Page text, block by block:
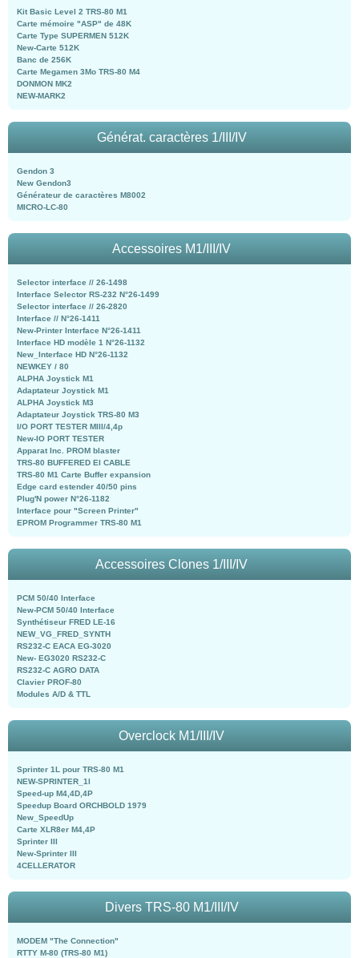
Kit Basic Level 2 TRS-80 M1
Carte mémoire "ASP" de 48K
Carte Type SUPERMEN 512K
New-Carte 512K
Banc de 256K
Carte Megamen 3Mo TRS-80 M4
DONMON MK2
NEW-MARK2
Générat. caractères 1/III/IV
Gendon 3
New Gendon3
Générateur de caractères M8002
MICRO-LC-80
Accessoires M1/III/IV
Selector interface // 26-1498
Interface Selector RS-232 N°26-1499
Selector interface // 26-2820
Interface // N°26-1411
New-Printer Interface N°26-1411
Interface HD modèle 1 N°26-1132
New_Interface HD N°26-1132
NEWKEY / 80
ALPHA Joystick M1
Adaptateur Joystick M1
ALPHA Joystick M3
Adaptateur Joystick TRS-80 M3
I/O PORT TESTER MIII/4,4p
New-IO PORT TESTER
Apparat Inc. PROM blaster
TRS-80 BUFFERED EI CABLE
TRS-80 M1 Carte Buffer expansion
Edge card estender 40/50 pins
Plug'N power N°26-1182
Interface pour "Screen Printer"
EPROM Programmer TRS-80 M1
Accessoires Clones 1/III/IV
PCM 50/40 Interface
New-PCM 50/40 Interface
Synthétiseur FRED LE-16
NEW_VG_FRED_SYNTH
RS232-C EACA EG-3020
New- EG3020 RS232-C
RS232-C AGRO DATA
Clavier PROF-80
Modules A/D & TTL
Overclock M1/III/IV
Sprinter 1L pour TRS-80 M1
NEW-SPRINTER_1l
Speed-up M4,4D,4P
Speedup Board ORCHBOLD 1979
New_SpeedUp
Carte XLR8er M4,4P
Sprinter III
New-Sprinter III
4CELLERATOR
Divers TRS-80 M1/III/IV
MODEM "The Connection"
RTTY M-80 (TRS-80 M1)